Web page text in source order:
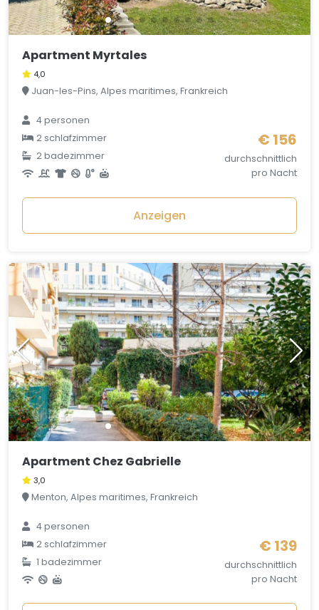
Apartment Myrtales
4,0
Juan-les-Pins, Alpes maritimes, Frankreich
4 personen
2 schlafzimmer
2 badezimmer
€ 156
durchschnittlich
pro Nacht
Anzeigen
Apartment Chez Gabrielle
3,0
Menton, Alpes maritimes, Frankreich
4 personen
2 schlafzimmer
1 badezimmer
€ 139
durchschnittlich
pro Nacht